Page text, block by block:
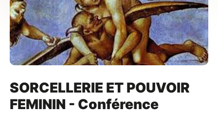
SORCELLERIE ET POUVOIR
FEMININ - Conférence